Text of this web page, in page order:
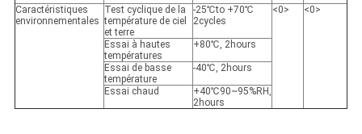
Caractéristiques
environnementales
Test cyclique de la
température de ciel
et terre
-25℃to +70℃
2cycles
<0> <0>
Essai à hautes
températures
+80℃, 2hours
Essai de basse
température
-40℃, 2hours
Essai chaud
+40℃90~95%RH,
2hours